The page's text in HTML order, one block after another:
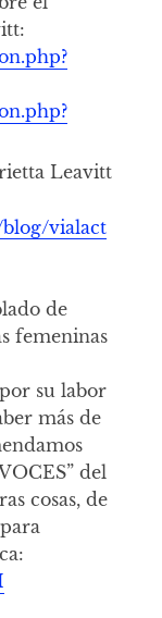
Leavitt
vialact
de
femeninas
su labor
más de
del
cosas, de